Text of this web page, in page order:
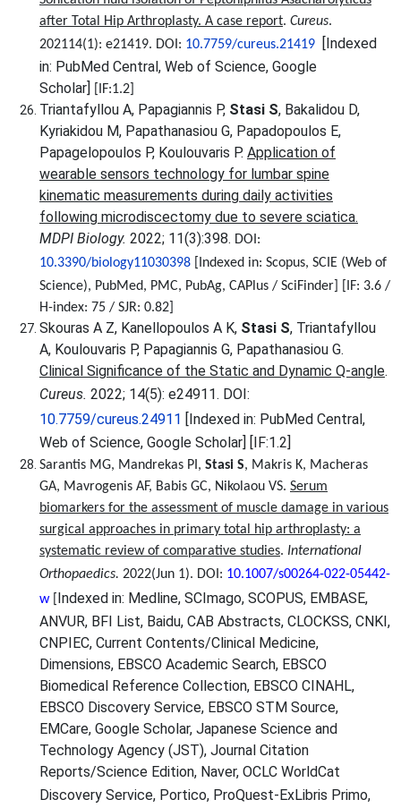
after Total Hip Arthroplasty. A case report. Cureus.
202114(1): e21419. DOI: 10.7759/cureus.21419
[Indexed
in: PubMed Central, Web of Science, Google
Scholar]
[IF:1.2]
Triantafyllou A, Papagiannis P, Stasi S, Bakalidou D,
Kyriakidou M, Papathanasiou G, Papadopoulos E,
Papagelopoulos P, Koulouvaris P. Application of
wearable sensors technology for lumbar spine
kinematic measurements during daily activities
following microdiscectomy due to severe sciatica.
MDPI Biology. 2022; 11(3):398. DOI:
10.3390/biology11030398
Indexed in: Scopus, SCIE (Web of
Science), PubMed, PMC, PubAg, CAPlus / SciFinder] [IF: 3.6 /
H-index: 75 / SJR: 0.82]
Skouras A Z, Kanellopoulos A K, Stasi S, Triantafyllou
A, Koulouvaris P, Papagiannis G, Papathanasiou G.
Clinical Significance of the Static and Dynamic Q-angle.
Cureus. 2022; 14(5): e24911. DOI:
10.7759/cureus.24911 [Indexed in: PubMed Central,
Web of Science, Google Scholar] [IF:1.2]
Sarantis MG, Mandrekas PI, Stasi S, Makris K, Macheras
GA, Mavrogenis AF, Babis GC, Nikolaou VS. Serum
biomarkers for the assessment of muscle damage in various
surgical approaches in primary total hip arthroplasty: a
systematic review of comparative studies. International
Orthopaedics. 2022(Jun 1). DOI: 10.1007/s00264-022-05442-
w Indexed in: Medline, SCImago, SCOPUS, EMBASE,
ANVUR, BFI List, Baidu, CAB Abstracts, CLOCKSS, CNKI,
CNPIEC, Current Contents/Clinical Medicine,
Dimensions, EBSCO Academic Search, EBSCO
Biomedical Reference Collection, EBSCO CINAHL,
EBSCO Discovery Service, EBSCO STM Source,
EMCare, Google Scholar, Japanese Science and
Technology Agency (JST), Journal Citation
Reports/Science Edition, Naver, OCLC WorldCat
Discovery Service, Portico, ProQuest-ExLibris Primo,